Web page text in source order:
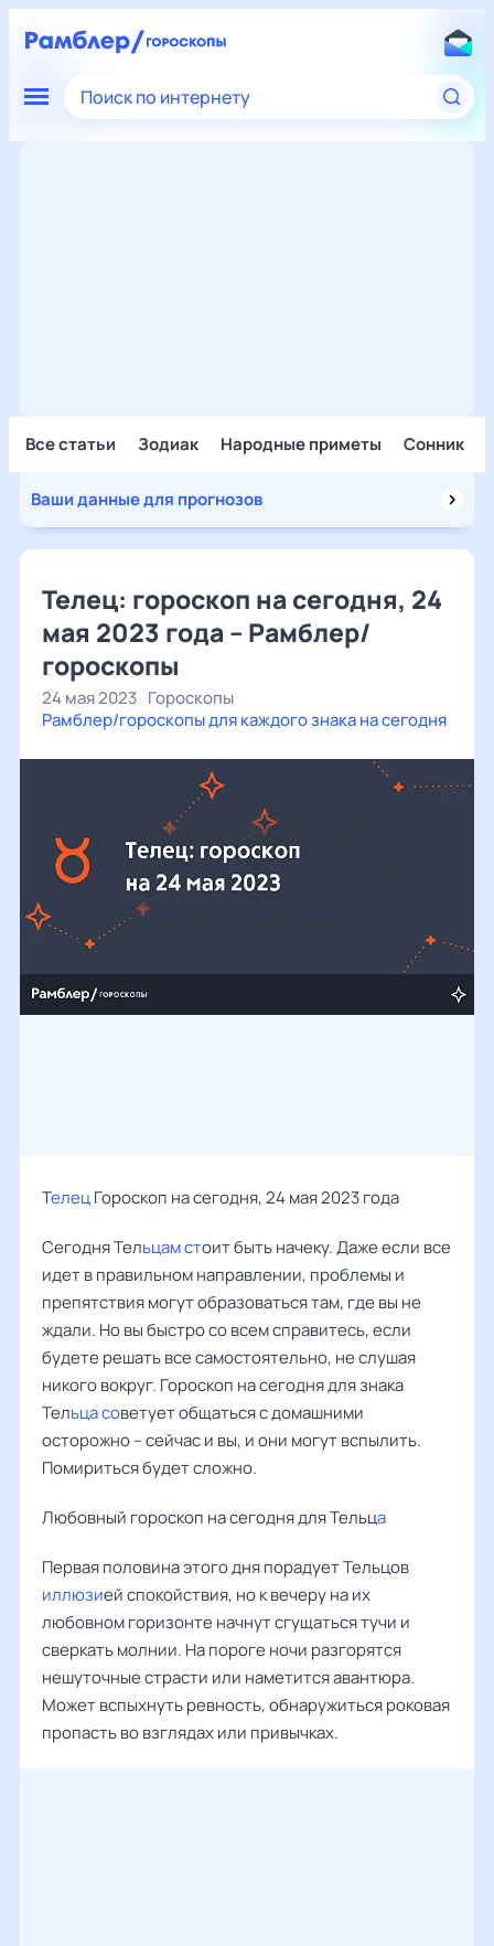
Поиск по интернету
Все статьи Зодиак Народные приметы Сонник
Ваши данные для прогнозов
Телец: гороскоп на сегодня, 24
мая 2023 года – Рамблер/
гороскопы
24 мая 2023 Гороскопы
Рамблер/гороскопы для каждого знака на сегодня
ТелецГороскоп на сегодня, 24 мая 2023 года
Сегодня Тельцам стоит быть начеку. Даже если все
идет в правильном направлении, проблемы и
препятствия могут образоваться там, где вы не
ждали. Но вы быстро со всем справитесь, если
будете решать все самостоятельно, не слушая
никого вокруг. Гороскоп на сегодня для знака
Тельца советует общаться с домашними
осторожно – сейчас и вы, и они могут вспылить.
Помириться будет сложно.
Любовный гороскоп на сегодня для Тельца
Первая половина этого дня порадует Тельцов
иллюзией спокойствия, но к вечеру на их
любовном горизонте начнут сгущаться тучи и
сверкать молнии. На пороге ночи разгорятся
нешуточные страсти или наметится авантюра.
Может вспыхнуть ревность, обнаружиться роковая
пропасть во взглядах или привычках.